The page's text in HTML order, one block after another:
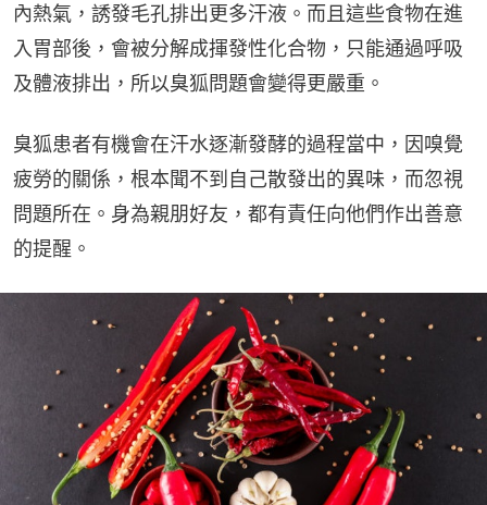
內熱氣，誘發毛孔排出更多汗液。而且這些食物在進
入胃部後，會被分解成揮發性化合物，只能通過呼吸
及體液排出，所以臭狐問題會變得更嚴重。
臭狐患者有機會在汗水逐漸發酵的過程當中，因嗅覺
疲勞的關係，根本聞不到自己散發出的異味，而忽視
問題所在。身為親朋好友，都有責任向他們作出善意
的提醒。